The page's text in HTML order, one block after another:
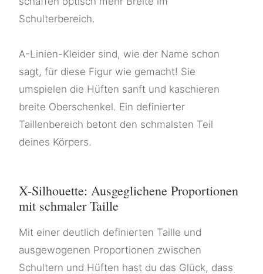
Schulterbereich.
A-Linien-Kleider sind, wie der Name schon
sagt, für diese Figur wie gemacht! Sie
umspielen die Hüften sanft und kaschieren
breite Oberschenkel. Ein definierter
Taillenbereich betont den schmalsten Teil
deines Körpers.
X-Silhouette: Ausgeglichene Proportionen
mit schmaler Taille
Mit einer deutlich definierten Taille und
ausgewogenen Proportionen zwischen
Schultern und Hüften hast du das Glück, dass